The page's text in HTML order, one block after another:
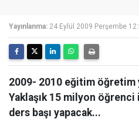
Yayınlanma: 24 Eylül 2009 Perşembe
2009- 2010 eğitim öğretim
Yaklaşık 15 milyon
ders başı yapacak...